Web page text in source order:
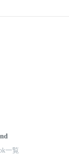
一覧